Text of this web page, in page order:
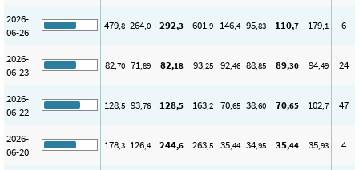
2026-
06-26
479,8 264,0 292,3 601,9 146,4 95,83 110,7 179,1 6
2026-
06-23
82,70 71,89 82,18 93,25 92,46 88,85 89,30 94,49 24
2026-
06-22
128,5 93,76 128,5 163,2 70,65 38,60 70,65 102,7 47
2026-
06-20
178,3 126,4 244,6 263,5 35,44 34,95 35,44 35,93 4